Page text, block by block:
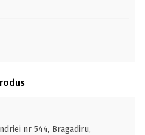
nr 544, Bragadiru,